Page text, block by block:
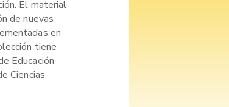
El material
de nuevas
en
tiene
Educación
Ciencias